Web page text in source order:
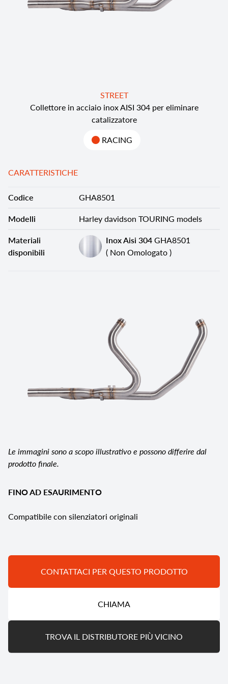
STREET
Collettore in acciaio inox AISI 304 per eliminare
catalizzatore
RACING
CARATTERISTICHE
Codice
GHA8501
Modelli
Harley davidson TOURING models
Materiali
disponibili
Inox Aisi 304GHA8501
( Non Omologato )
Le immagini sono a scopo illustrativo e possono differire dal
prodotto finale.
FINO AD ESAURIMENTO
Compatibile con silenziatori originali
CONTATTACI PER QUESTO PRODOTTO
CHIAMA
TROVA IL DISTRIBUTORE PIÙ VICINO